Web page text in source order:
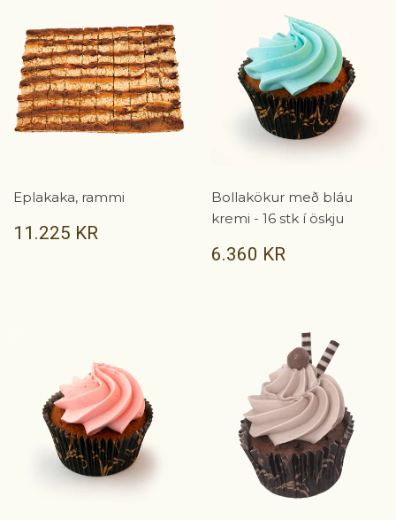
Eplakaka, rammi
VERÐ
11.225 KR
Bollakökur með bláu
kremi - 16 stk í öskju
VERÐ
6.360 KR